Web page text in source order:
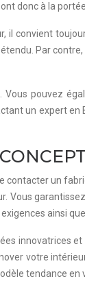
donc à la
convient
Par
. Vous pouvez
un expert
contacter un
ainsi
innovatrices
votre
tendance